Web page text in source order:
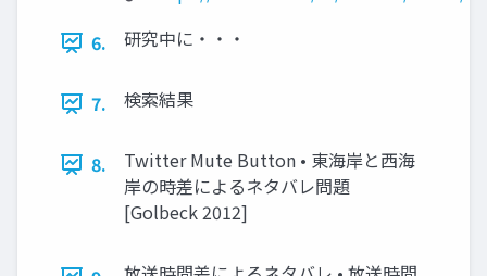
6.
研究中に・・・
7. 検索結果
8.
Twitter Mute Button • 東海岸と西海
岸の時差によるネタバレ問題
[Golbeck 2012]